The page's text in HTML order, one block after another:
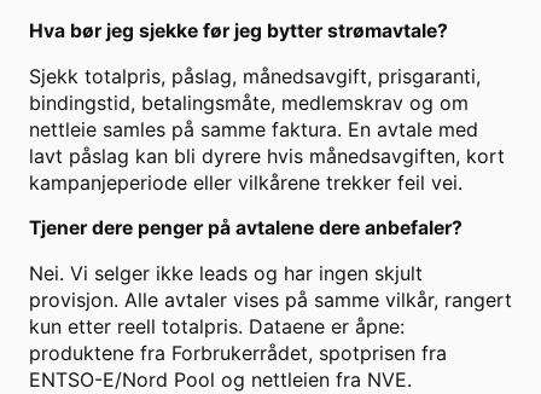
Hva bør jeg sjekke før jeg bytter strømavtale?
Sjekk totalpris, påslag, månedsavgift, prisgaranti,
bindingstid, betalingsmåte, medlemskrav og om
nettleie samles på samme faktura. En avtale med
lavt påslag kan bli dyrere hvis månedsavgiften, kort
kampanjeperiode eller vilkårene trekker feil vei.
Tjener dere penger på avtalene dere anbefaler?
Nei. Vi selger ikke leads og har ingen skjult
provisjon. Alle avtaler vises på samme vilkår, rangert
kun etter reell totalpris. Dataene er åpne:
produktene fra Forbrukerrådet, spotprisen fra
ENTSO-E/Nord Pool og nettleien fra NVE.